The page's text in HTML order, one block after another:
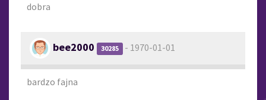
dobra
bee2000 30285 - 1970-01-01
bardzo fajna